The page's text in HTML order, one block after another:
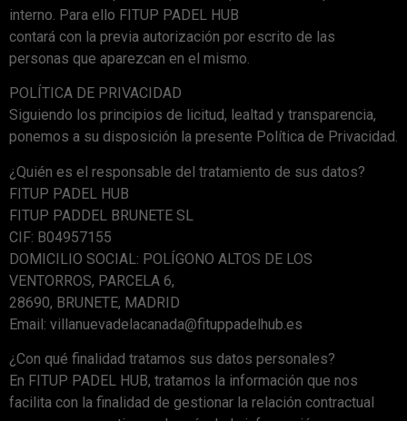
interno. Para ello FITUP PADEL HUB
contará con la previa autorización por escrito de las
personas que aparezcan en el mismo.
POLÍTICA DE PRIVACIDAD
Siguiendo los principios de licitud, lealtad y transparencia,
ponemos a su disposición la presente Política de Privacidad.
¿Quién es el responsable del tratamiento de sus datos?
FITUP PADEL HUB
FITUP PADDEL BRUNETE SL
CIF: B04957155
DOMICILIO SOCIAL: POLÍGONO ALTOS DE LOS
VENTORROS, PARCELA 6,
28690, BRUNETE, MADRID
Email: villanuevadelacanada@fituppadelhub.es
¿Con qué finalidad tratamos sus datos personales?
En FITUP PADEL HUB, tratamos la información que nos
facilita con la finalidad de gestionar la relación contractual